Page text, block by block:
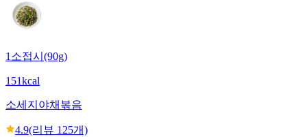
1소접시(90g)
151kcal
소세지야채볶음
4.9(리뷰 125개)